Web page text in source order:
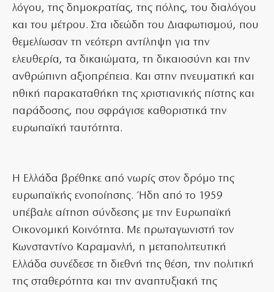
λόγου, της δημοκρατίας, της πόλης, του διαλόγου
και του μέτρου. Στα ιδεώδη του Διαφωτισμού, που
θεμελίωσαν τη νεότερη αντίληψη για την
ελευθερία, τα δικαιώματα, τη δικαιοσύνη και την
ανθρώπινη αξιοπρέπεια. Και στην πνευματική και
ηθική παρακαταθήκη της χριστιανικής πίστης και
παράδοσης, που σφράγισε καθοριστικά την
ευρωπαϊκή ταυτότητα.
Η Ελλάδα βρέθηκε από νωρίς στον δρόμο της
ευρωπαϊκής ενοποίησης. Ήδη από το 1959
υπέβαλε αίτηση σύνδεσης με την Ευρωπαϊκή
Οικονομική Κοινότητα. Με πρωταγωνιστή τον
Κωνσταντίνο Καραμανλή, η μεταπολιτευτική
Ελλάδα συνέδεσε τη διεθνή της θέση, την πολιτική
της σταθερότητα και την αναπτυξιακή της